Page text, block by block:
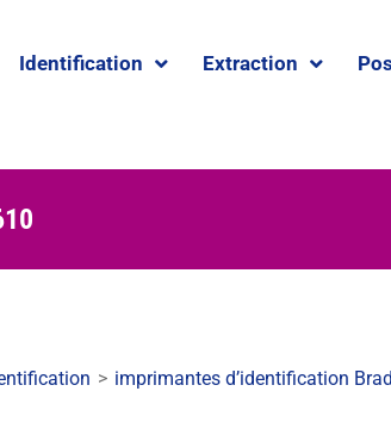
Identification Extraction
> imprimantes d’identification